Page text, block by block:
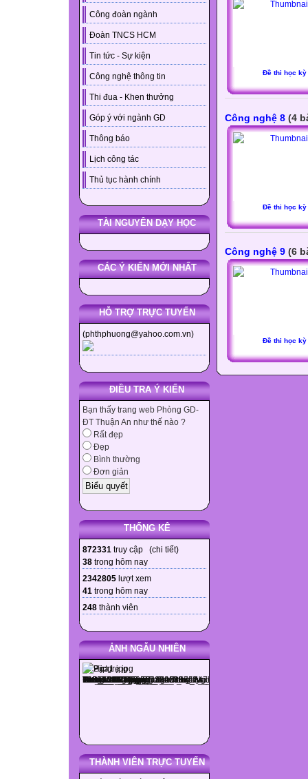
Công đoàn ngành
Đoàn TNCS HCM
Tin tức - Sự kiện
Công nghệ thông tin
Thi đua - Khen thưởng
Góp ý với ngành GD
Thông báo
Lịch công tác
Thủ tục hành chính
TÀI NGUYÊN DẠY HỌC
CÁC Ý KIẾN MỚI NHẤT
HỖ TRỢ TRỰC TUYẾN
(phthphuong@yahoo.com.vn)
ĐIỀU TRA Ý KIẾN
Bạn thấy trang web Phòng GD-
ĐT Thuận An như thế nào ?
Rất đẹp
Đẹp
Bình thường
Đơn giản
THỐNG KÊ
872331 truy cập (chi tiết)
38 trong hôm nay
2342805 lượt xem
41 trong hôm nay
248 thành viên
ẢNH NGẪU NHIÊN
THÀNH VIÊN TRỰC TUYẾN
Đề thi học kỳ
Công nghệ 8 (4
Đề thi học kỳ
Công nghệ 9 (6
Đề thi học kỳ